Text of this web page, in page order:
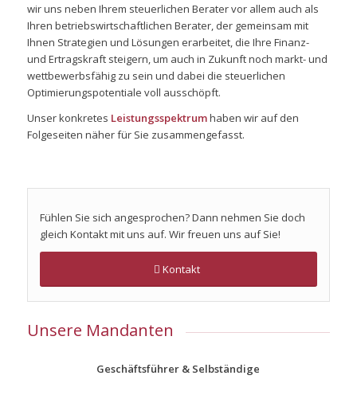
wir uns neben Ihrem steuerlichen Berater vor allem auch als
Ihren betriebswirtschaftlichen Berater, der gemeinsam mit
Ihnen Strategien und Lösungen erarbeitet, die Ihre Finanz-
und Ertragskraft steigern, um auch in Zukunft noch markt- und
wettbewerbsfähig zu sein und dabei die steuerlichen
Optimierungspotentiale voll ausschöpft.
Unser konkretes Leistungsspektrumhaben wir auf den
Folgeseiten näher für Sie zusammengefasst.
Fühlen Sie sich angesprochen? Dann nehmen Sie doch
gleich Kontakt mit uns auf. Wir freuen uns auf Sie!
Kontakt
Unsere Mandanten
Geschäftsführer & Selbständige